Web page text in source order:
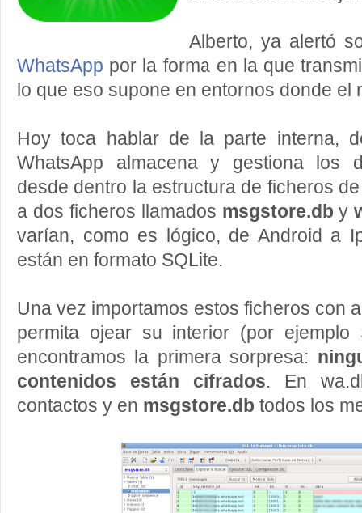
Alberto, ya alertó
WhatsApp por la forma en la que
lo que eso supone en entornos donde el
Hoy toca hablar de la parte interna,
WhatsApp almacena y gestiona los
desde dentro la estructura de ficheros
a dos ficheros llamados msgstore.db y
varían, como es lógico, de Android a
están en formato SQLite.
Una vez importamos estos ficheros con
permita ojear su interior (por ejemplo
encontramos la primera sorpresa:
contenidos están cifrados. En
contactos y en msgstore.db todos los